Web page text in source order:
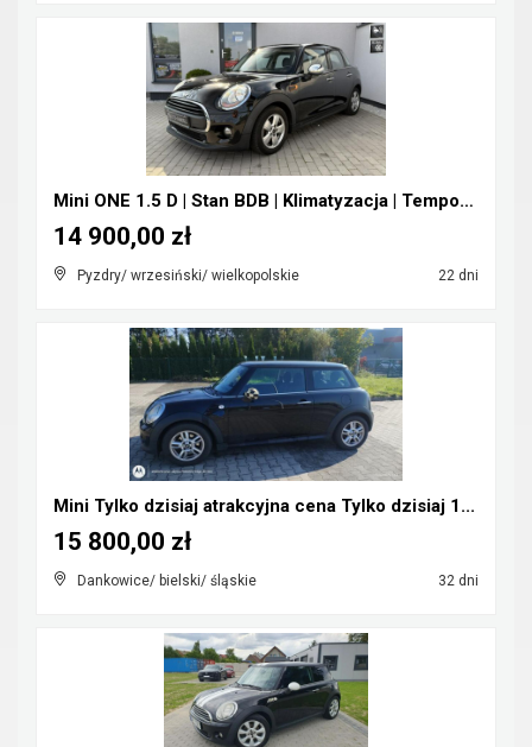
Mini ONE 1.5 D | Stan BDB | Klimatyzacja | Tempoma...
Pyzdry/ wrzesiński/ wielkopolskie 22 dni
14 900,00 zł
Mini Tylko dzisiaj atrakcyjna cena Tylko dzisiaj 1...
Dankowice/ bielski/ śląskie 32 dni
15 800,00 zł